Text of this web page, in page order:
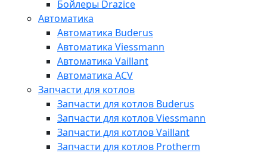
Бойлеры Drazice
Автоматика
Автоматика Buderus
Автоматика Viessmann
Автоматика Vaillant
Автоматика ACV
Запчасти для котлов
Запчасти для котлов Buderus
Запчасти для котлов Viessmann
Запчасти для котлов Vaillant
Запчасти для котлов Protherm